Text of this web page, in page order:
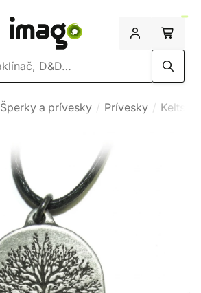
Šperky a prívesky Prívesky Keltské